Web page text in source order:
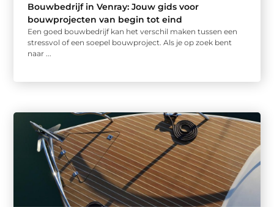
Bouwbedrijf in Venray: Jouw gids voor
bouwprojecten van begin tot eind
Een goed bouwbedrijf kan het verschil maken tussen een
stressvol of een soepel bouwproject. Als je op zoek bent
naar ...